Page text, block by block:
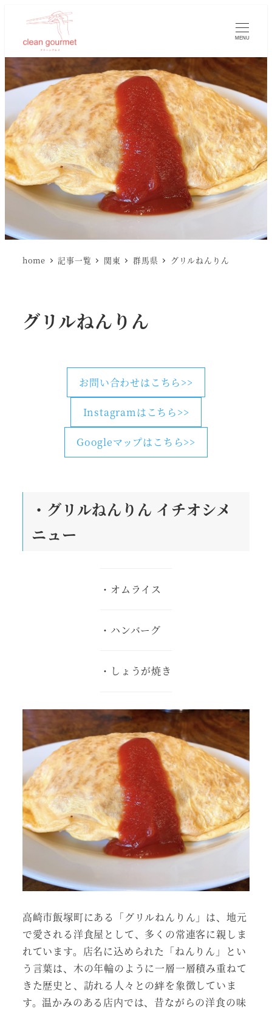
MENU
home 記事一覧 関東 群馬県 グリルねんりん
グリルねんりん
お問い合わせはこちら>>
Instagramはこちら>>
Googleマップはこちら>>
・グリルねんりん イチオシメ
ニュー
・オムライス
・ハンバーグ
・しょうが焼き
高崎市飯塚町にある「グリルねんりん」は、地元
で愛される洋食屋として、多くの常連客に親しま
れています。店名に込められた「ねんりん」とい
う言葉は、木の年輪のように一層一層積み重ねて
きた歴史と、訪れる人々との絆を象徴していま
す。温かみのある店内では、昔ながらの洋食の味